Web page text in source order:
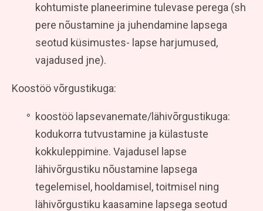
kohtumiste planeerimine tulevase perega (sh
pere nõustamine ja juhendamine lapsega
seotud küsimustes- lapse harjumused,
vajadused jne).
Koostöö võrgustikuga:
koostöö lapsevanemate/lähivõrgustikuga:
kodukorra tutvustamine ja külastuste
kokkuleppimine. Vajadusel lapse
lähivõrgustiku nõustamine lapsega
tegelemisel, hooldamisel, toitmisel ning
lähivõrgustiku kaasamine lapsega seotud